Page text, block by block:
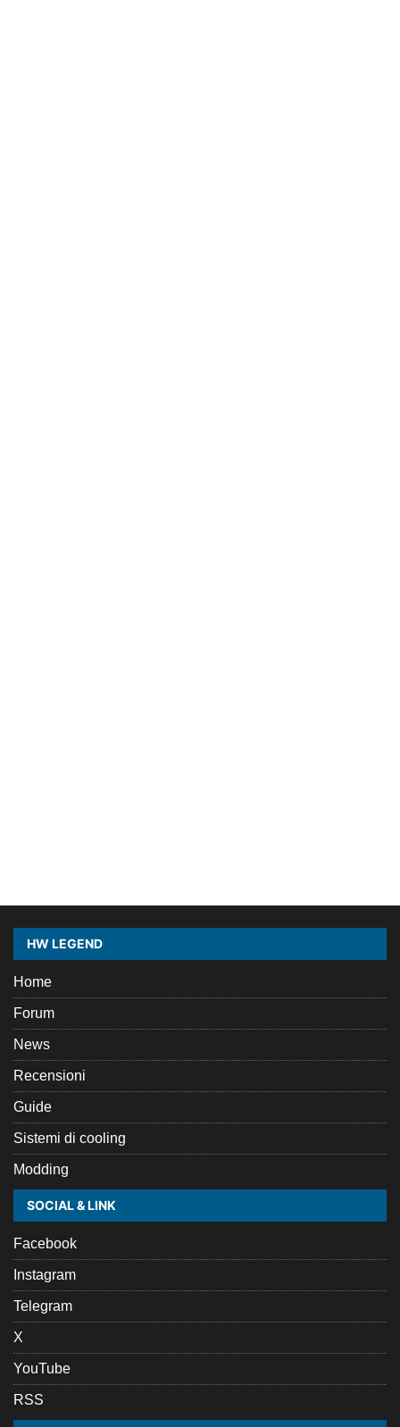
HW LEGEND
Home
Forum
News
Recensioni
Guide
Sistemi di cooling
Modding
SOCIAL & LINK
Facebook
Instagram
Telegram
X
YouTube
RSS